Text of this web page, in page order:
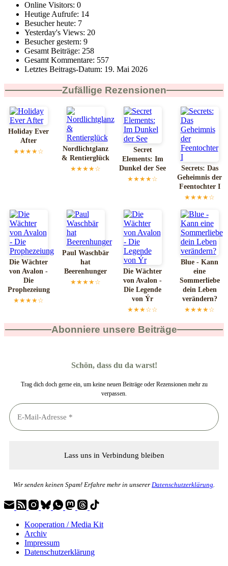
Online Visitors: 0
Heutige Aufrufe: 14
Besucher heute: 7
Yesterday's Views: 20
Besucher gestern: 9
Gesamt Beiträge: 258
Gesamt Kommentare: 557
Letztes Beitrags-Datum: 19. Mai 2026
Zufällige Rezensionen
Holiday Ever
After
★★★★☆
Nordlichtglanz
& Rentierglück
★★★★☆
Secret
Elements: Im
Dunkel der See
★★★★☆
Secrets: Das
Geheimnis der
Feentochter I
★★★★☆
Die Wächter
von Avalon -
Die
Prophezeiung
★★★★☆
Paul Waschbär
hat
Beerenhunger
★★★★☆
Die Wächter
von Avalon -
Die Legende
von Ýr
★★★☆☆
Blue - Kann
eine
Sommerliebe
dein Leben
verändern?
★★★★☆
Abonniere unsere Beiträge
Schön, dass du da warst!
Trag dich doch gerne ein, um keine neuen Beiträge oder Rezensionen mehr zu
verpassen.
Wir senden keinen Spam! Erfahre mehr in unserer Datenschutzerklärung.
Kooperation / Media Kit
Archiv
Impressum
Datenschutzerklärung